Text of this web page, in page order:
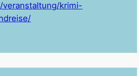
veranstaltung/krimi-